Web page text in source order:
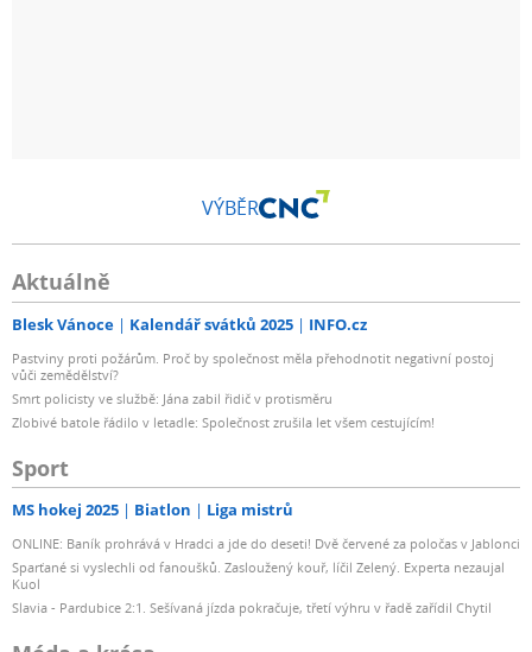
VÝBĚR
Aktuálně
Blesk Vánoce Kalendář svátků 2025 INFO.cz
Pastviny proti požárům. Proč by společnost měla přehodnotit negativní postoj
vůči zemědělství?
Smrt policisty ve službě: Jána zabil řidič v protisměru
Zlobivé batole řádilo v letadle: Společnost zrušila let všem cestujícím!
Sport
MS hokej 2025 Biatlon Liga mistrů
ONLINE: Baník prohrává v Hradci a jde do deseti! Dvě červené za poločas v Jablonci
Sparťané si vyslechli od fanoušků. Zasloužený kouř, líčil Zelený. Experta nezaujal
Kuol
Slavia - Pardubice 2:1. Sešívaná jízda pokračuje, třetí výhru v řadě zařídil Chytil